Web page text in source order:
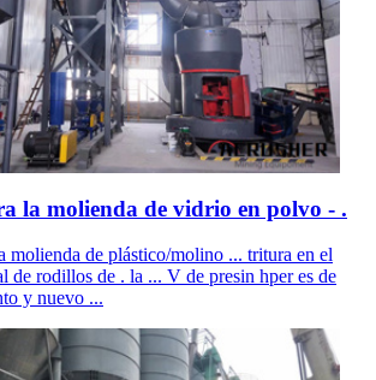
la molienda de vidrio en polvo - .
molienda de plástico/molino ... tritura en el
de rodillos de . la ... V de presin hper es de
y nuevo ...